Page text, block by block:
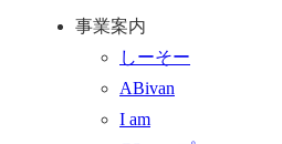
事業案内
しーそー
ABivan
I am